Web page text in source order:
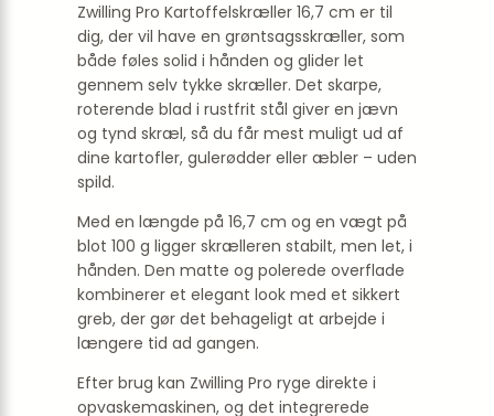
Zwilling Pro Kartoffelskræller 16,7 cm er til
dig, der vil have en grøntsagsskræller, som
både føles solid i hånden og glider let
gennem selv tykke skræller. Det skarpe,
roterende blad i rustfrit stål giver en jævn
og tynd skræl, så du får mest muligt ud af
dine kartofler, gulerødder eller æbler – uden
spild.
Med en længde på 16,7 cm og en vægt på
blot 100 g ligger skrælleren stabilt, men let, i
hånden. Den matte og polerede overflade
kombinerer et elegant look med et sikkert
greb, der gør det behageligt at arbejde i
længere tid ad gangen.
Efter brug kan Zwilling Pro ryge direkte i
opvaskemaskinen, og det integrerede